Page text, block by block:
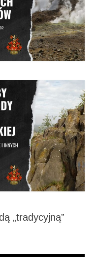
„tradycyjną”